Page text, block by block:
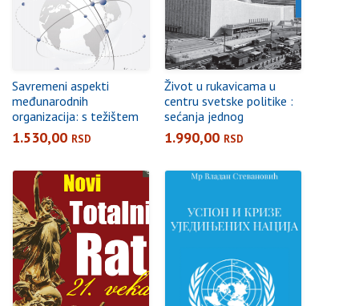
Savremeni aspekti
međunarodnih
organizacija: s težištem
na EU
1.530,00 RSD
Život u rukavicama u
centru svetske politike :
sećanja jednog
diplomate
1.990,00 RSD